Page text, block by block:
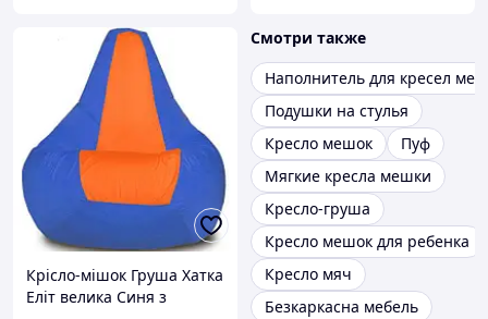
Крісло-мішок Груша Хатка
Еліт велика Синя з
Смотри также
Наполнитель для кресел
Подушки на стулья
Кресло мешок
Пуф
Мягкие кресла мешки
Кресло-груша
Кресло мешок для ребенка
Кресло мяч
Безкаркасна мебель